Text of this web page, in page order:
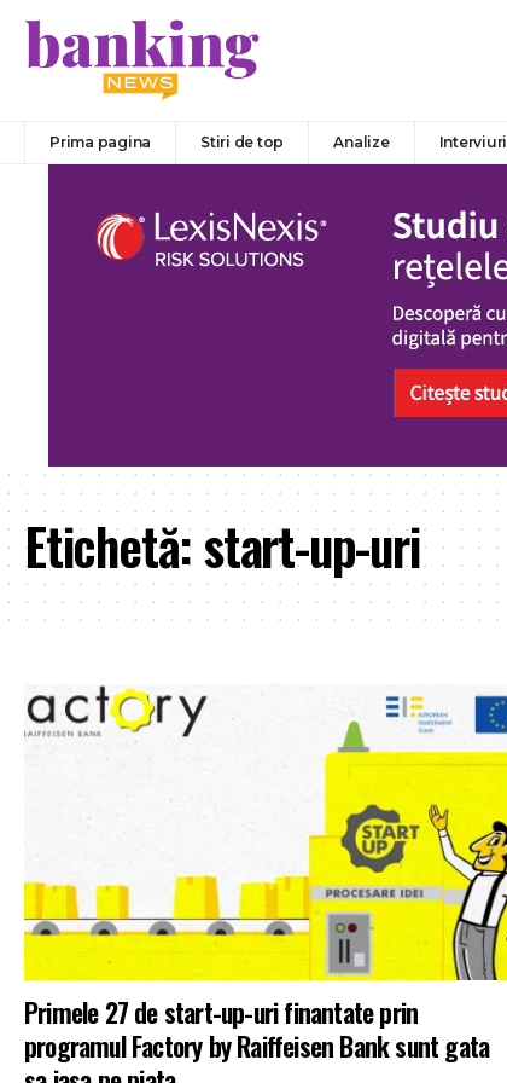
Prima pagina Stiri de top Analize Interviuri
Etichetă:start-up-uri
Primele 27 de start-up-uri finantate prin
programul Factory by Raiffeisen Bank sunt gata